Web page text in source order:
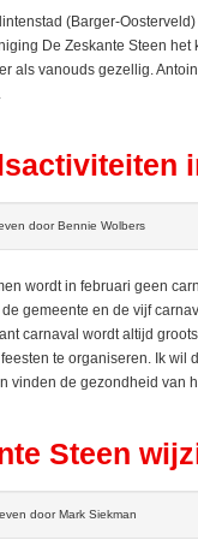
(Barger-
De Zeskante Steen
als vanouds gezellig.
door Bennie Wolbers
wordt in februari geen
gemeente en de vijf
carnaval wordt altijd
te organiseren. Ik
de gezondheid van
Steen
door Mark Siekman